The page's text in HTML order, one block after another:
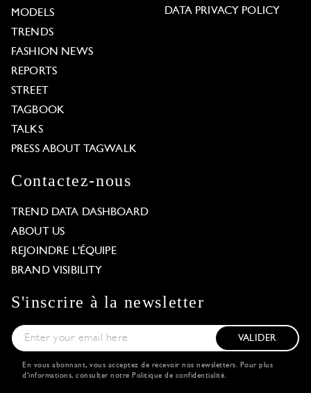
MODELS
TRENDS
FASHION NEWS
REPORTS
STREET
TAGBOOK
TALKS
PRESS ABOUT TAGWALK
DATA PRIVACY POLICY
Contactez-nous
TREND DATA DASHBOARD
ABOUT US
REJOINDRE L'ÉQUIPE
BRAND VISIBILITY
S'inscrire à la newsletter
VALIDER
En vous abonnant, vous acceptez de recevoir nos newsletters. Pour plus
d'informations, consulter notre Politique de confidentialité.